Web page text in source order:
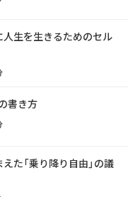
人生を生きるためのセル
書き方
た「乗り降り自由」の議